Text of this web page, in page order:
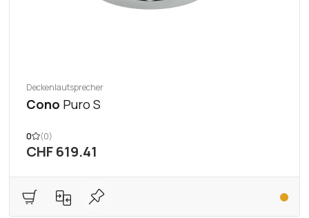
Deckenlautsprecher
Cono Puro S
0 (0)
CHF 619.41